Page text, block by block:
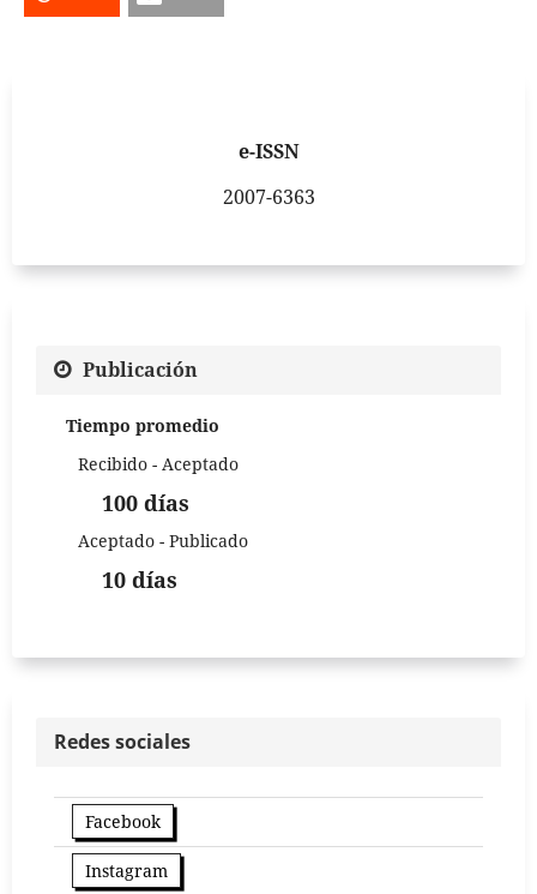
e-ISSN
2007-6363
Publicación
Tiempo promedio
Recibido - Aceptado
100 días
Aceptado - Publicado
10 días
Redes sociales
Facebook
Instagram